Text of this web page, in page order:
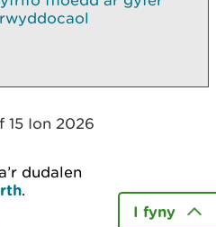
Ion 2026
dudalen
.
I fyny